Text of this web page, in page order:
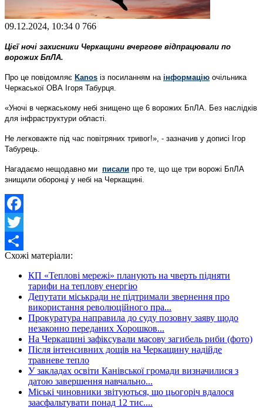
09.12.2024, 10:34 0 766
Цієї ночі захисники Черкащини вчергове відпрацювали по
ворожих БпЛА.
Про це повідомляє Kanos із посиланням на інформацію очільника
Черкаської ОВА Ігоря Табурця.
«Уночі в черкаському небі знищено ще 6 ворожих БпЛА. Без наслідків
для інфраструктури області.
Не легковажте під час повітряних тривог!», - зазначив у дописі Ігор
Табурець.
Нагадаємо нещодавно ми писали про те, що ще три ворожі БпЛА
знищили оборонці у небі на Черкащині.
Facebook
Twitter
Share
Схожі матеріали:
КП «Теплові мережі» планують на чверть підняти
тарифи на теплову енергію
Депутати міськради не підтримали звернення про
використання революційного пра...
Прокуратура направила до суду позовну заяву щодо
незаконно переданих Хорошков...
На Черкащині зафіксували масову загибель риби (фото)
Після інтенсивних дощів на Черкащину надійде
травневе тепло
У закладах освіти Канівської громади визначилися з
датою завершення навчально...
Міські чиновники звітуються, що цьогоріч вдалося
заасфальтувати понад 12 тис....